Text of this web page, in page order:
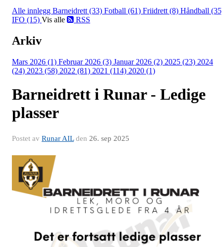
Alle innlegg Barneidrett (33) Fotball (61) Friidrett (8) Håndball
IFO (15) Vis alle RSS
Arkiv
Mars 2026 (1) Februar 2026 (3) Januar 2026 (2) 2025 (23) 2024
(24) 2023 (58) 2022 (81) 2021 (114) 2020 (1)
Barneidrett i Runar - Ledige
plasser
Postet av Runar AILden 26. sep 2025